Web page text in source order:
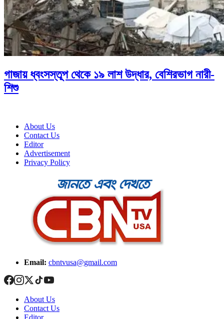
গাজায় ধ্বংসস্তূপ থেকে ১৯ লাশ উদ্ধার, বেশিরভাগ নারী-
শিশু
About Us
Contact Us
Editor
Advertisement
Privacy Policy
Email: cbntvusa@gmail.com
About Us
Contact Us